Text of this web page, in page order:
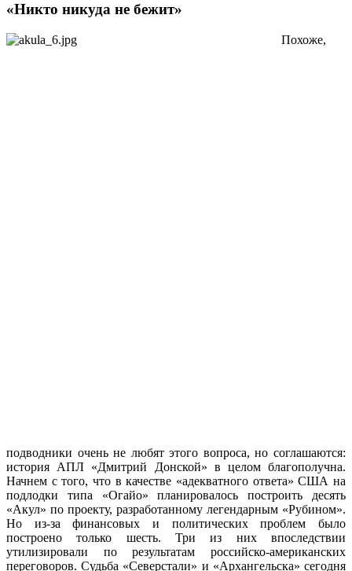
«Никто никуда не бежит»
Похоже,
подводники очень не любят этого вопроса, но соглашаются:
история АПЛ «Дмитрий Донской» в целом благополучна.
Начнем с того, что в качестве «адекватного ответа» США на
подлодки типа «Огайо» планировалось построить десять
«Акул» по проекту, разработанному легендарным «Рубином».
Но из-за финансовых и политических проблем было
построено только шесть. Три из них впоследствии
утилизировали по результатам российско-американских
переговоров. Судьба «Северстали» и «Архангельска» сегодня